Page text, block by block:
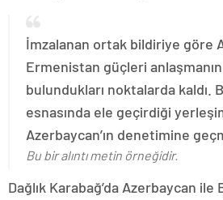
İmzalanan ortak bildiriye göre
Ermenistan güçleri anlaşmanın
bulundukları noktalarda kaldı.
esnasında ele geçirdiği
Azerbaycan’ın denetimine
Bu bir alıntı metin örneğidir.
Dağlık Karabağ’da Azerbaycan